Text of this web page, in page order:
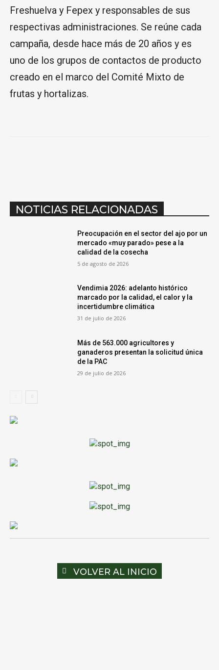
Freshuelva y Fepex y responsables de sus
respectivas administraciones. Se reúne cada
campaña, desde hace más de 20 años y es
uno de los grupos de contactos de producto
creado en el marco del Comité Mixto de
frutas y hortalizas.
NOTICIAS RELACIONADAS
Preocupación en el sector del ajo por un
mercado «muy parado» pese a la
calidad de la cosecha
5 de agosto de 2026
Vendimia 2026: adelanto histórico
marcado por la calidad, el calor y la
incertidumbre climática
31 de julio de 2026
Más de 563.000 agricultores y
ganaderos presentan la solicitud única
de la PAC
29 de julio de 2026
VOLVER AL INICIO